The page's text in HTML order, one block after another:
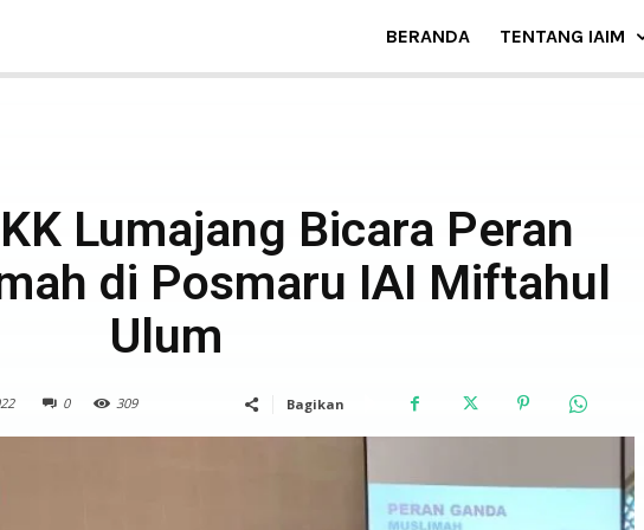
BERANDA TENTANG IAIM
Lumajang Bicara Peran
di Posmaru IAI Miftahul
Ulum
0 309 Bagikan